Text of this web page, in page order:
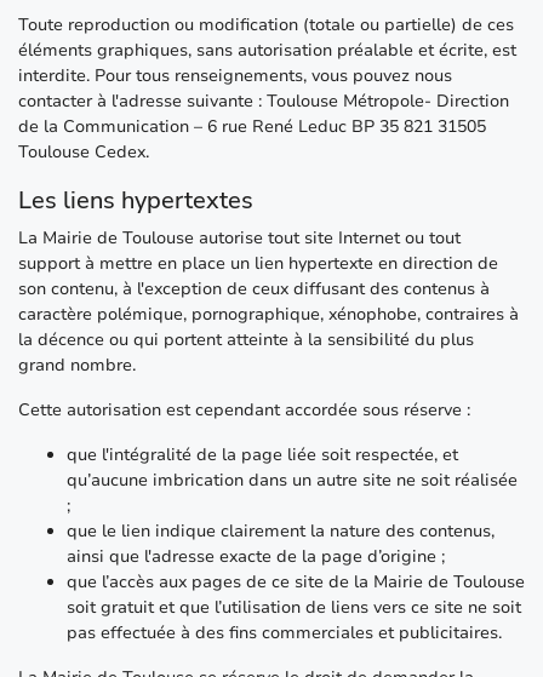
Toute reproduction ou modification (totale ou partielle) de ces
éléments graphiques, sans autorisation préalable et écrite, est
interdite. Pour tous renseignements, vous pouvez nous
contacter à l'adresse suivante : Toulouse Métropole- Direction
de la Communication – 6 rue René Leduc BP 35 821 31505
Toulouse Cedex.
Les liens hypertextes
La Mairie de Toulouse autorise tout site Internet ou tout
support à mettre en place un lien hypertexte en direction de
son contenu, à l'exception de ceux diffusant des contenus à
caractère polémique, pornographique, xénophobe, contraires à
la décence ou qui portent atteinte à la sensibilité du plus
grand nombre.
Cette autorisation est cependant accordée sous réserve :
que l'intégralité de la page liée soit respectée, et
qu’aucune imbrication dans un autre site ne soit réalisée
;
que le lien indique clairement la nature des contenus,
ainsi que l'adresse exacte de la page d’origine ;
que l’accès aux pages de ce site de la Mairie de Toulouse
soit gratuit et que l’utilisation de liens vers ce site ne soit
pas effectuée à des fins commerciales et publicitaires.